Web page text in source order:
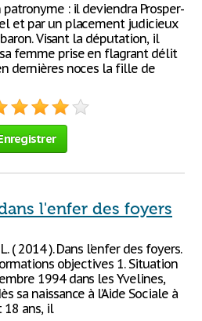
patronyme : il deviendra Prosper-
et par un placement judicieux
Visant la députation, il
femme prise en flagrant délit
dernières noces la fille de
l'enfer des foyers
( 2014 ). Dans l’enfer des foyers.
objectives 1. Situation
1994 dans les Yvelines,
sa naissance à l’Aide Sociale à
18 ans, il